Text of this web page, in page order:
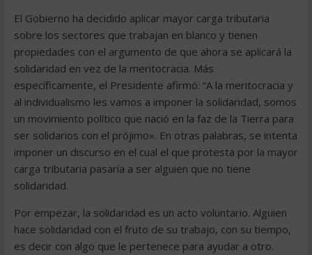
El Gobierno ha decidido aplicar mayor carga tributaria
sobre los sectores que trabajan en blanco y tienen
propiedades con el argumento de que ahora se aplicará la
solidaridad en vez de la meritocracia. Más
específicamente, el Presidente afirmó: “A la meritocracia y
al individualismo les vamos a imponer la solidaridad, somos
un movimiento político que nació en la faz de la Tierra para
ser solidarios con el prójimo». En otras palabras, se intenta
imponer un discurso en el cual el que protesta por la mayor
carga tributaria pasaría a ser alguien que no tiene
solidaridad.
Por empezar, la solidaridad es un acto voluntario. Alguien
hace solidaridad con el fruto de su trabajo, con su tiempo,
es decir con algo que le pertenece para ayudar a otro.